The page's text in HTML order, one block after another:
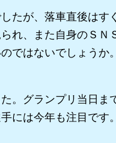
たが、落車直後はす
れ、また自身のＳＮ
ではないでしょうか。
。グランプリ当日ま
には今年も注目です。